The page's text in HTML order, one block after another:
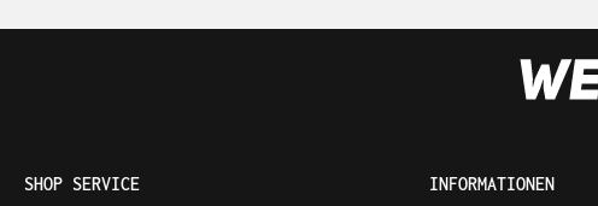
SHOP SERVICE INFORMATIONEN